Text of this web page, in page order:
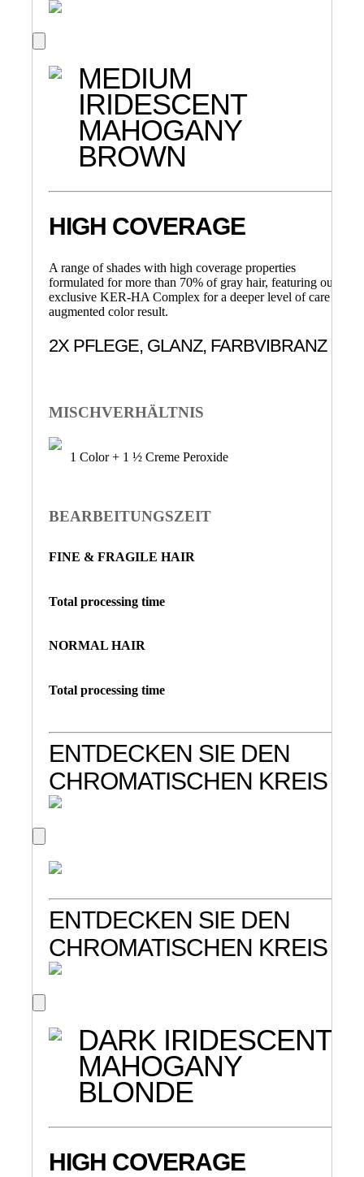
MEDIUM
IRIDESCENT
MAHOGANY
BROWN
HIGH COVERAGE
A range of shades with high coverage properties
formulated for more than 70% of gray hair, featuring our
exclusive KER-HA Complex for a deeper level of care &
augmented color result.
2X PFLEGE, GLANZ, FARBVIBRANZ
MISCHVERHÄLTNIS
1 Color + 1 ½ Creme Peroxide
BEARBEITUNGSZEIT
FINE & FRAGILE HAIR
Total processing time
NORMAL HAIR
Total processing time
ENTDECKEN SIE DEN
CHROMATISCHEN KREIS
ENTDECKEN SIE DEN
CHROMATISCHEN KREIS
DARK IRIDESCENT
MAHOGANY
BLONDE
HIGH COVERAGE